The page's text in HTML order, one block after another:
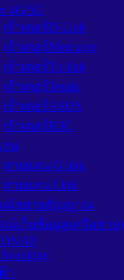
4G/5G
เร้าเตอร์D-Link
เร้าเตอร์Mercusys
เร้าเตอร์Tp-link
เร้าเตอร์Tenda
เร้าเตอร์ASUS
เร้าเตอร์H3C
ลน
สายแลน G link
สายแลน Link
ณ์ขยายสัญญาณ
ณ์เก็บข้อมูลเครือข่าย)
า